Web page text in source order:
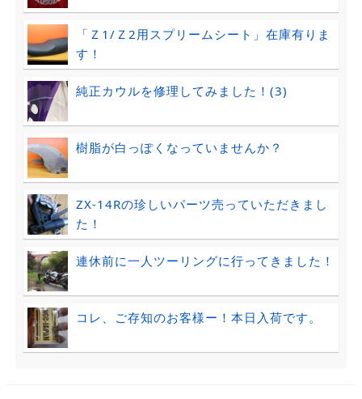
「Ｚ1/Ｚ2用スプリームシート」在庫有りま
す！
純正カウルを修理してみました！(3)
樹脂が白っぽくなっていませんか？
ZX-14Rの珍しいパーツ売っていただきまし
た！
連休前に一人ツーリングに行ってきました！
コレ、ご存知のお客様ー！本日入荷です。